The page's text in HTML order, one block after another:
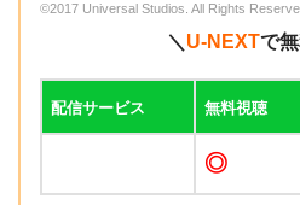
©2017 Universal Studios. All Rights
＼ U-NEXTで
配信サービス 無料視聴
◎